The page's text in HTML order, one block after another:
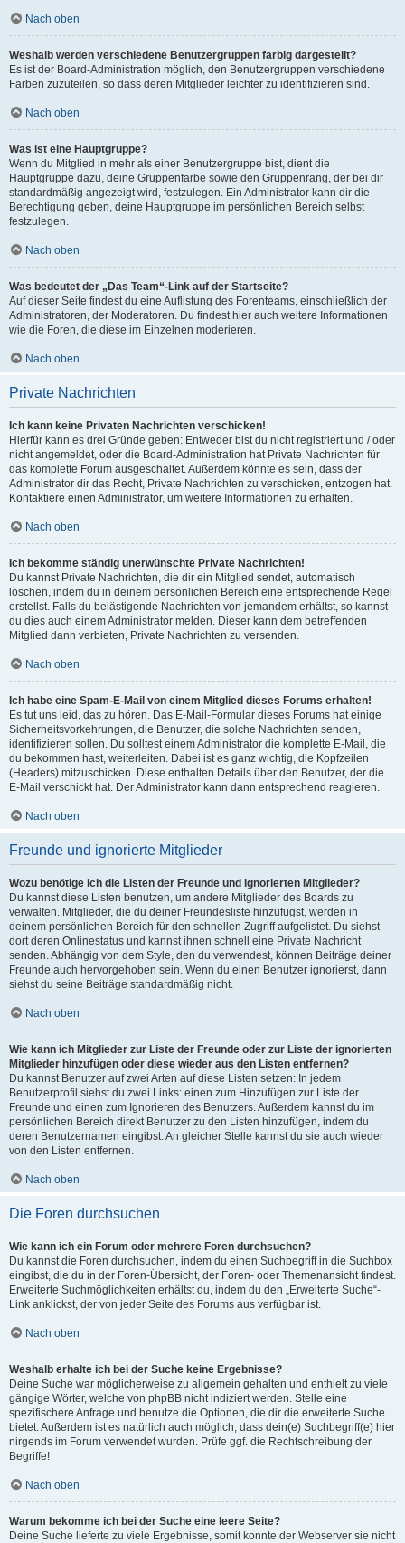
Nach oben
Weshalb werden verschiedene Benutzergruppen farbig dargestellt?
Es ist der Board-Administration möglich, den Benutzergruppen verschiedene
Farben zuzuteilen, so dass deren Mitglieder leichter zu identifizieren sind.
Nach oben
Was ist eine Hauptgruppe?
Wenn du Mitglied in mehr als einer Benutzergruppe bist, dient die
Hauptgruppe dazu, deine Gruppenfarbe sowie den Gruppenrang, der bei dir
standardmäßig angezeigt wird, festzulegen. Ein Administrator kann dir die
Berechtigung geben, deine Hauptgruppe im persönlichen Bereich selbst
festzulegen.
Nach oben
Was bedeutet der „Das Team“-Link auf der Startseite?
Auf dieser Seite findest du eine Auflistung des Forenteams, einschließlich der
Administratoren, der Moderatoren. Du findest hier auch weitere Informationen
wie die Foren, die diese im Einzelnen moderieren.
Nach oben
Private Nachrichten
Ich kann keine Privaten Nachrichten verschicken!
Hierfür kann es drei Gründe geben: Entweder bist du nicht registriert und / oder
nicht angemeldet, oder die Board-Administration hat Private Nachrichten für
das komplette Forum ausgeschaltet. Außerdem könnte es sein, dass der
Administrator dir das Recht, Private Nachrichten zu verschicken, entzogen hat.
Kontaktiere einen Administrator, um weitere Informationen zu erhalten.
Nach oben
Ich bekomme ständig unerwünschte Private Nachrichten!
Du kannst Private Nachrichten, die dir ein Mitglied sendet, automatisch
löschen, indem du in deinem persönlichen Bereich eine entsprechende Regel
erstellst. Falls du belästigende Nachrichten von jemandem erhältst, so kannst
du dies auch einem Administrator melden. Dieser kann dem betreffenden
Mitglied dann verbieten, Private Nachrichten zu versenden.
Nach oben
Ich habe eine Spam-E-Mail von einem Mitglied dieses Forums erhalten!
Es tut uns leid, das zu hören. Das E-Mail-Formular dieses Forums hat einige
Sicherheitsvorkehrungen, die Benutzer, die solche Nachrichten senden,
identifizieren sollen. Du solltest einem Administrator die komplette E-Mail, die
du bekommen hast, weiterleiten. Dabei ist es ganz wichtig, die Kopfzeilen
(Headers) mitzuschicken. Diese enthalten Details über den Benutzer, der die
E-Mail verschickt hat. Der Administrator kann dann entsprechend reagieren.
Nach oben
Freunde und ignorierte Mitglieder
Wozu benötige ich die Listen der Freunde und ignorierten Mitglieder?
Du kannst diese Listen benutzen, um andere Mitglieder des Boards zu
verwalten. Mitglieder, die du deiner Freundesliste hinzufügst, werden in
deinem persönlichen Bereich für den schnellen Zugriff aufgelistet. Du siehst
dort deren Onlinestatus und kannst ihnen schnell eine Private Nachricht
senden. Abhängig von dem Style, den du verwendest, können Beiträge deiner
Freunde auch hervorgehoben sein. Wenn du einen Benutzer ignorierst, dann
siehst du seine Beiträge standardmäßig nicht.
Nach oben
Wie kann ich Mitglieder zur Liste der Freunde oder zur Liste der ignorierten
Mitglieder hinzufügen oder diese wieder aus den Listen entfernen?
Du kannst Benutzer auf zwei Arten auf diese Listen setzen: In jedem
Benutzerprofil siehst du zwei Links: einen zum Hinzufügen zur Liste der
Freunde und einen zum Ignorieren des Benutzers. Außerdem kannst du im
persönlichen Bereich direkt Benutzer zu den Listen hinzufügen, indem du
deren Benutzernamen eingibst. An gleicher Stelle kannst du sie auch wieder
von den Listen entfernen.
Nach oben
Die Foren durchsuchen
Wie kann ich ein Forum oder mehrere Foren durchsuchen?
Du kannst die Foren durchsuchen, indem du einen Suchbegriff in die Suchbox
eingibst, die du in der Foren-Übersicht, der Foren- oder Themenansicht findest.
Erweiterte Suchmöglichkeiten erhältst du, indem du den „Erweiterte Suche“-
Link anklickst, der von jeder Seite des Forums aus verfügbar ist.
Nach oben
Weshalb erhalte ich bei der Suche keine Ergebnisse?
Deine Suche war möglicherweise zu allgemein gehalten und enthielt zu viele
gängige Wörter, welche von phpBB nicht indiziert werden. Stelle eine
spezifischere Anfrage und benutze die Optionen, die dir die erweiterte Suche
bietet. Außerdem ist es natürlich auch möglich, dass dein(e) Suchbegriff(e) hier
nirgends im Forum verwendet wurden. Prüfe ggf. die Rechtschreibung der
Begriffe!
Nach oben
Warum bekomme ich bei der Suche eine leere Seite?
Deine Suche lieferte zu viele Ergebnisse, somit konnte der Webserver sie nicht